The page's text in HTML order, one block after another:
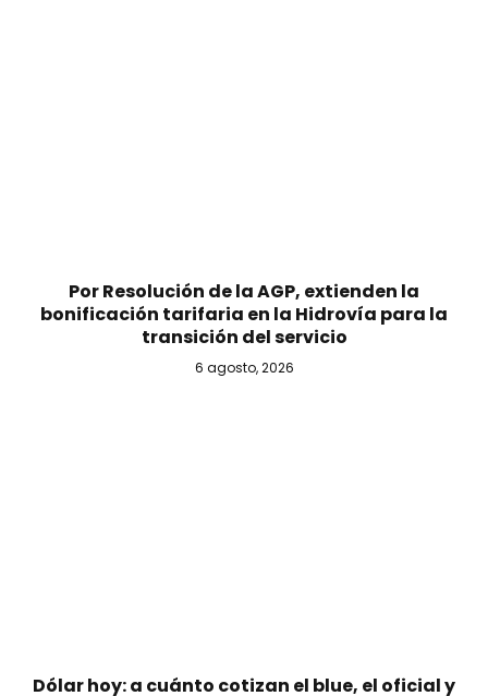
Por Resolución de la AGP, extienden la
bonificación tarifaria en la Hidrovía para la
transición del servicio
6 agosto, 2026
Dólar hoy: a cuánto cotizan el blue, el oficial y